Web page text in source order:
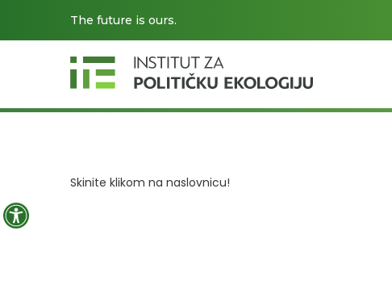
The future is ours.
Skinite klikom na naslovnicu!
Open toolbar